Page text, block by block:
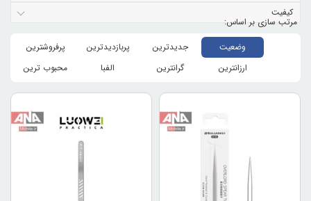
کیفیت
وضعیت جدیدترین پربازدیدترین
پرفروشترین
ارزانترین
گرانترین الفبا محبوب ترین